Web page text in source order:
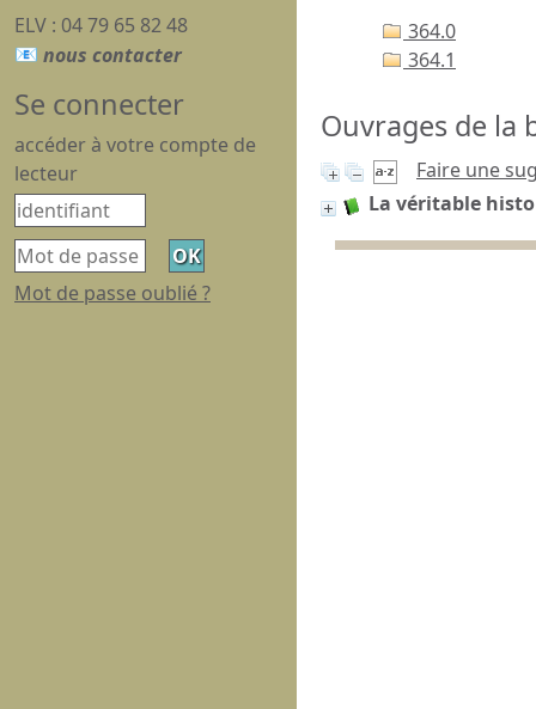
364.0
364.1
Ouvrages de la
Faire une
La véritable
ELV : 04 79 65 82 48
Se connecter
accéder à votre compte de
lecteur
Mot de passe oublié ?